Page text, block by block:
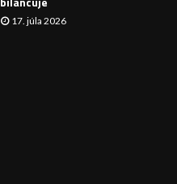
17. júla 2026